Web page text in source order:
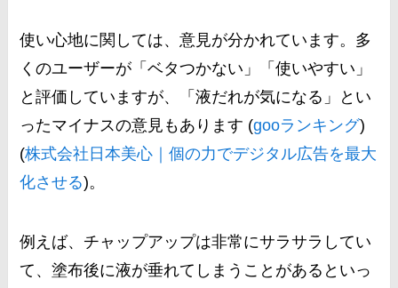
使い心地に関しては、意見が分かれています。多
くのユーザーが「ベタつかない」「使いやすい」
と評価していますが、「液だれが気になる」とい
ったマイナスの意見もあります​ (gooランキング)​​
(株式会社日本美心｜個の力でデジタル広告を最大
化させる)​。
例えば、チャップアップは非常にサラサラしてい
て、塗布後に液が垂れてしまうことがあるといっ